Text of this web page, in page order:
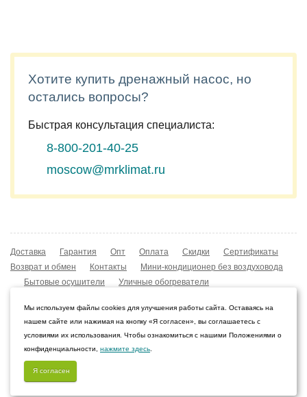
Хотите купить дренажный насос, но
остались вопросы?
Быстрая консультация специалиста:
8-800-201-40-25
moscow@mrklimat.ru
Доставка Гарантия Опт Оплата Скидки
Сертификаты
Возврат и обмен
Контакты
Мини-кондиционер без воздуховода
Бытовые осушители
Уличные обогреватели
Охладители воздуха
Конвекторы NOBO
© 2009–2026 Интернет-магазин «Мистер Климат»
Пермь, Пермский край
Мы используем файлы cookies для улучшения работы сайта. Оставаясь на
нашем сайте или нажимая на кнопку «Я согласен», вы соглашаетесь с
условиями их использования. Чтобы ознакомиться с нашими Положениями о
конфиденциальности, нажмите здесь
Я согласен